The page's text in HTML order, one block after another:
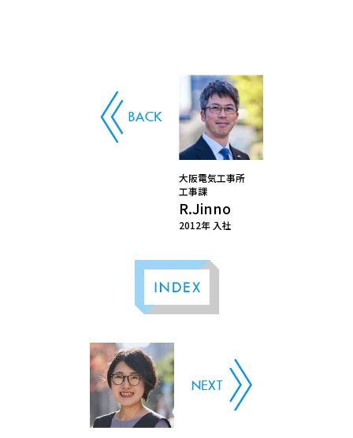
大阪電気工事所
工事課
R.Jinno
2012年 入社